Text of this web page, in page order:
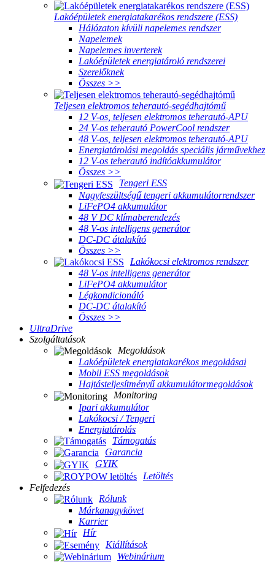
Lakóépületek energiatakarékos rendszere (ESS)
Hálózaton kívüli napelemes rendszer
Napelemek
Napelemes inverterek
Lakóépületek energiatároló rendszerei
Szerelőknek
Összes >>
Teljesen elektromos teherautó-segédhajtómű
12 V-os, teljesen elektromos teherautó-APU
24 V-os teherautó PowerCool rendszer
48 V-os, teljesen elektromos teherautó-APU
Energiatárolási megoldás speciális járművekhez
12 V-os teherautó indítóakkumulátor
Összes >>
Tengeri ESS
Nagyfeszültségű tengeri akkumulátorrendszer
LiFePO4 akkumulátor
48 V DC klímaberendezés
48 V-os intelligens generátor
DC-DC átalakító
Összes >>
Lakókocsi elektromos rendszer
48 V-os intelligens generátor
LiFePO4 akkumulátor
Légkondicionáló
DC-DC átalakító
Összes >>
UltraDrive
Szolgáltatások
Megoldások
Lakóépületek energiatakarékos megoldásai
Mobil ESS megoldások
Hajtásteljesítményű akkumulátormegoldások
Monitoring
Ipari akkumulátor
Lakókocsi / Tengeri
Energiatárolás
Támogatás
Garancia
GYIK
Letöltés
Felfedezés
Rólunk
Márkanagykövet
Karrier
Hír
Kiállítások
Webinárium